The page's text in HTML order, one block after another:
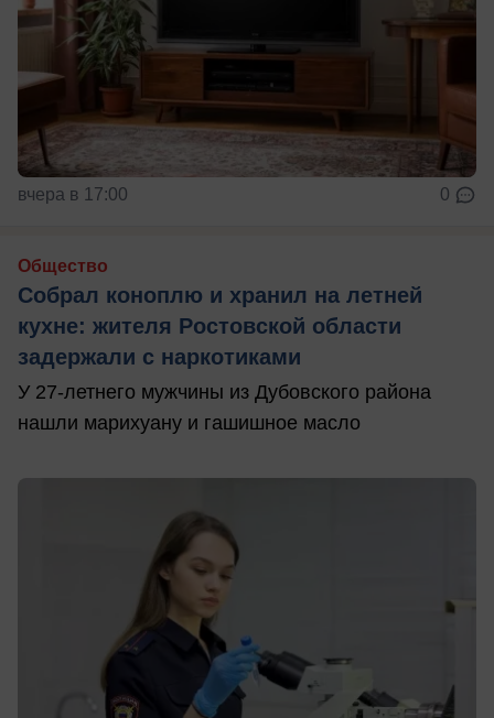
вчера в 17:00 0
Общество
Собрал коноплю и хранил на летней
кухне: жителя Ростовской области
задержали с наркотиками
У 27-летнего мужчины из Дубовского района
нашли марихуану и гашишное масло